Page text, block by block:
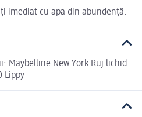
imediat cu apa din abundență.
Maybelline New York Ruj lichid
Lippy